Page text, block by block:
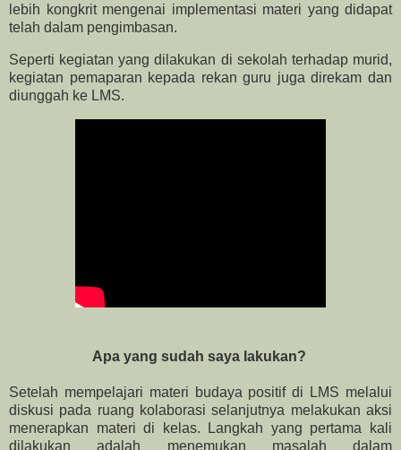
lebih kongkrit mengenai implementasi materi yang didapat
telah dalam pengimbasan.
Seperti kegiatan yang dilakukan di sekolah terhadap murid,
kegiatan pemaparan kepada rekan guru juga direkam dan
diunggah ke LMS.
Apa yang sudah saya lakukan?
Setelah mempelajari materi budaya positif di LMS melalui
diskusi pada ruang kolaborasi selanjutnya melakukan aksi
menerapkan materi di kelas. Langkah yang pertama kali
dilakukan adalah menemukan masalah dalam